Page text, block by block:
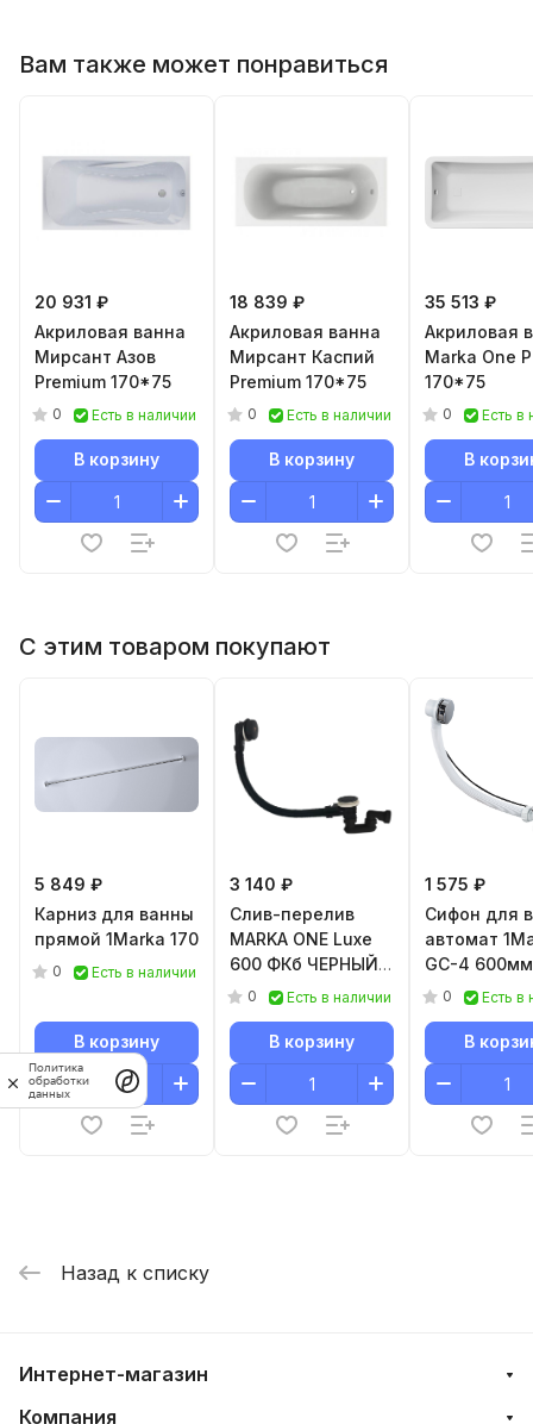
Вам также может понравиться
20 931 ₽
Акриловая ванна
Мирсант Азов
Premium 170*75
0 Есть в наличии
В корзину
18 839 ₽
Акриловая ванна
Мирсант Каспий
Premium 170*75
0 Есть в наличии
В корзину
35 513 ₽
Акриловая
Marka One
170*75
0 Есть в
В
С этим товаром покупают
5 849 ₽
Карниз для ванны
прямой 1Marka 170
0 Есть в наличии
В корзину
3 140 ₽
Слив-перелив
MARKA ONE Luxe
600 ФКб ЧЕРНЫЙ
МАТОВЫЙ
0 Есть в наличии
В корзину
1 575 ₽
Сифон для
автомат
GC-4
0 Есть в
В
Назад к списку
Интернет-магазин
Компания
Политика
обработки
данных